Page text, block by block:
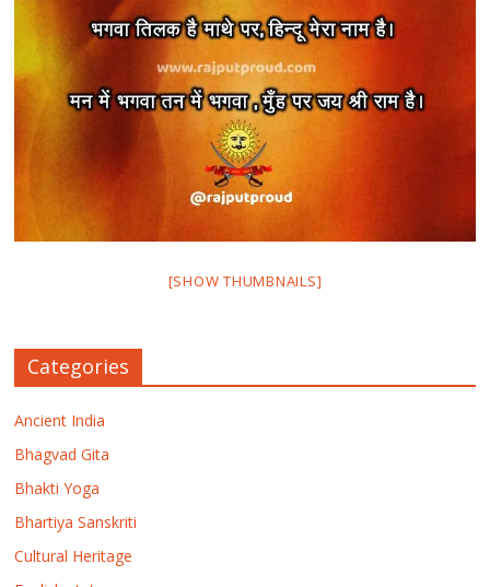
[SHOW THUMBNAILS]
Categories
Ancient India
Bhagvad Gita
Bhakti Yoga
Bhartiya Sanskriti
Cultural Heritage